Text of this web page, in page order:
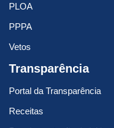
PLOA
PPPA
Vetos
Transparência
Portal da Transparência
Receitas